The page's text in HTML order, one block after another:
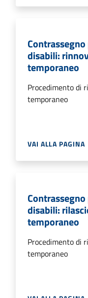
disabili:
temporaneo
Procedimento di
temporaneo
VAI ALLA PAGINA
disabili:
temporaneo
Procedimento di
temporaneo